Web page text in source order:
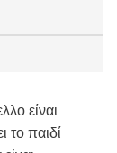
είναι
το παιδί